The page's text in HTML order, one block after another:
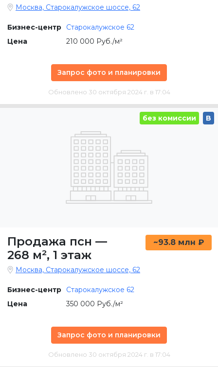
Москва, Старокалужское шоссе, 62
Бизнес-центр
Старокалужское 62
Цена
210 000 Руб./м²
Запрос фото и планировки
Обновлено 30 октября 2024 г. в 17:04
без комиссии B
Продажа псн —
268 м², 1 этаж
~93.8 млн ₽
Москва, Старокалужское шоссе, 62
Бизнес-центр
Старокалужское 62
Цена
350 000 Руб./м²
Запрос фото и планировки
Обновлено 30 октября 2024 г. в 17:04